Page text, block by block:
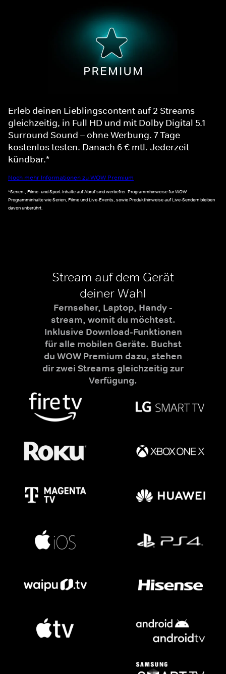
Erleb deinen Lieblingscontent auf 2 Streams
gleichzeitig, in Full HD und mit Dolby Digital 5.1
Surround Sound – ohne Werbung. 7 Tage
kostenlos testen. Danach 6 € mtl. Jederzeit
kündbar.*
Noch mehr Informationen zu WOW Premium
*Serien-, Filme- und Sport-Inhalte auf Abruf sind werbefrei. Programmhinweise für WOW
Programminhalte wie Serien, Filme und Live-Events, sowie Produkthinweise auf Live-Sendern bleiben
davon unberührt.
Stream auf dem Gerät
deiner Wahl
Fernseher, Laptop, Handy -
stream, womit du möchtest.
Inklusive Download-Funktionen
für alle mobilen Geräte. Buchst
du WOW Premium dazu, stehen
dir zwei Streams gleichzeitig zur
Verfügung.